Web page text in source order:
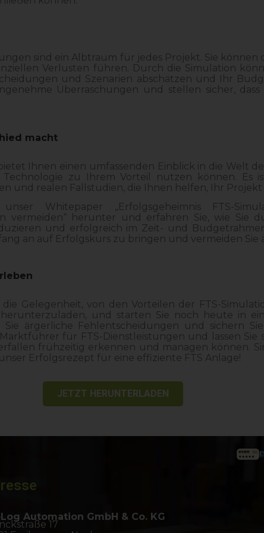
sind ein Albtraum für jedes Projekt. Sie können
Verlusten führen. Durch die Simulation
und Szenarien abschätzen und Ihr
Überraschungen und stellen sicher,
macht
Ihnen einen umfassenden Einblick in die Welt
Technologie zu Ihrem Vorteil nutzen können. Es
und realen Fallstudien, die Ihnen helfen, Ihr
Whitepaper „Erfolgsgeheimnis FTS-
vermeiden“ herunter und erfahren Sie, wie Sie
und erfolgreich im Zeit- und
an auf Erfolgskurs zu bringen und vermeiden
die Gelegenheit, von den Vorteilen der FTS-
und starten Sie noch heute in
Sie ärgerliche Fehlentscheidungen und sichern
für FTS-Dienstleistungen und lassen Sie
frühzeitig erkennen und managen können.
Erfolgsrezept für eine effiziente FTS Anlage!
JETZT HERUNTERLADEN
Automation GmbH & Co. KG
17